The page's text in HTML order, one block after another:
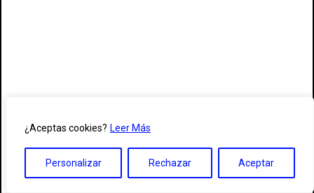
¿Aceptas cookies? Leer Más
Personalizar Rechazar Aceptar